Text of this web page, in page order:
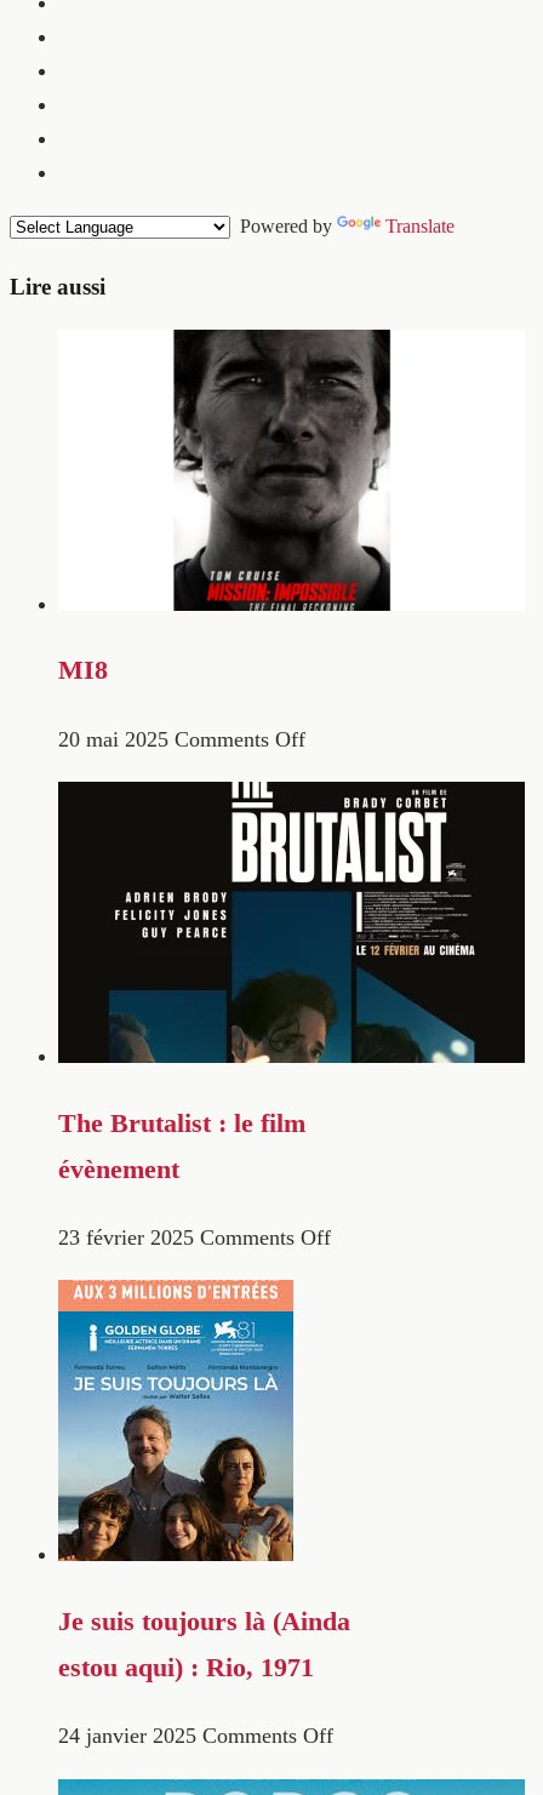
Powered by Translate
Lire aussi
MI8
20 mai 2025 Comments Off
The Brutalist : le film
évènement
23 février 2025 Comments Off
Je suis toujours là (Ainda
estou aqui) : Rio, 1971
24 janvier 2025 Comments Off